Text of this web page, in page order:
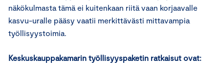
näkökulmasta tämä ei kuitenkaan riitä vaan korjaavalle
kasvu-uralle pääsy vaatii merkittävästi mittavampia
työllisyystoimia.
Keskuskauppakamarin työllisyyspaketin ratkaisut ovat: